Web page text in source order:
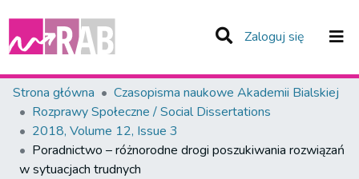
Zaloguj się (current)
Zespoły i Kolekcje
Statystyka
Całe Repozytorium
Strona główna
Czasopisma naukowe Akademii Bialskiej
Rozprawy Społeczne / Social Dissertations
2018, Volume 12, Issue 3
Poradnictwo – różnorodne drogi poszukiwania rozwiązań
w sytuacjach trudnych